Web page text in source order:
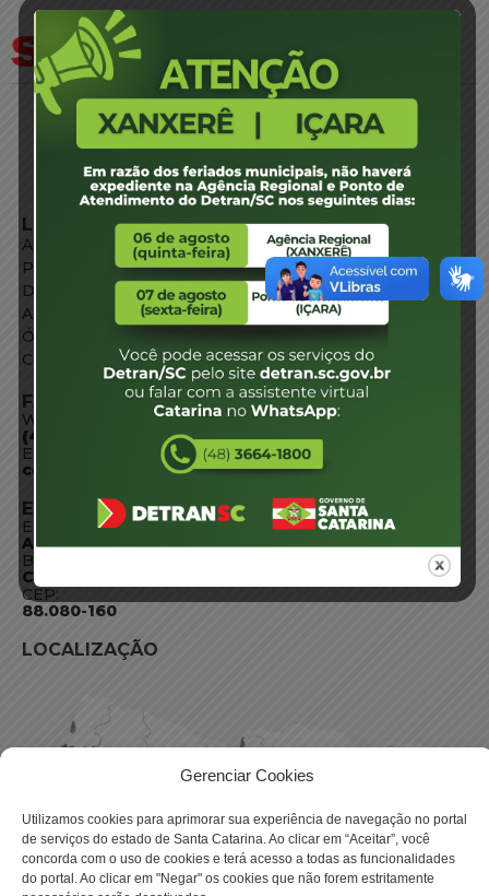
Gerenciar Cookies
Utilizamos cookies para aprimorar sua experiência de navegação no portal
de serviços do estado de Santa Catarina. Ao clicar em “Aceitar”, você
concorda com o uso de cookies e terá acesso a todas as funcionalidades
do portal. Ao clicar em "Negar" os cookies que não forem estritamente
LINKS EXTERNOS
Agência de Notícias
Portal de Serviços
Diário Oficial
Acesso à Informação
Órgãos do Governo
Conheça SC
FALE CONOSCO
WhatsApp:
(48) 3664-1800
E-mail:
centraldeinformacoes@detran.sc.gov.br
ENDEREÇO
Endereço:
Av. Almirante Tamandaré - 480
Bairro:
Coqueiros, Florianópolis SC
CEP:
88.080-160
LOCALIZAÇÃO